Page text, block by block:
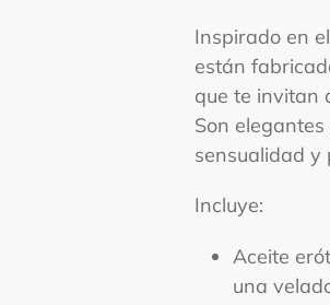
Inspirado en
están
que te invitan
Son
sensualidad y
Incluye:
Aceite
una